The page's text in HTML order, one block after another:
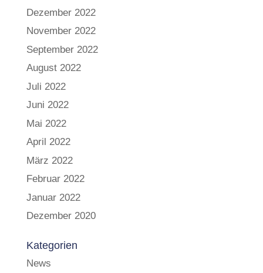
Dezember 2022
November 2022
September 2022
August 2022
Juli 2022
Juni 2022
Mai 2022
April 2022
März 2022
Februar 2022
Januar 2022
Dezember 2020
Kategorien
News